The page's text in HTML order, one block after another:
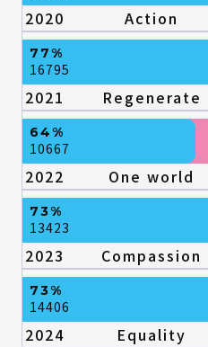
2020 Action
77%
16795
2021 Regenerate
64%
10667
2022 One world
73%
13423
2023 Compassion
73%
14406
2024 Equality